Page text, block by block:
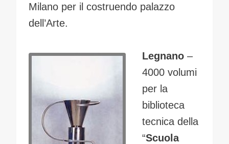
Milano per il costruendo palazzo
dell’Arte.
Legnano –
4000 volumi
per la
biblioteca
tecnica della
“Scuola